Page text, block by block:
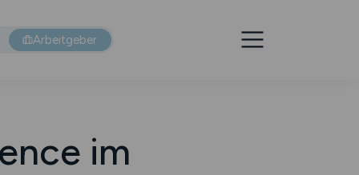
Arbeitgeber
im